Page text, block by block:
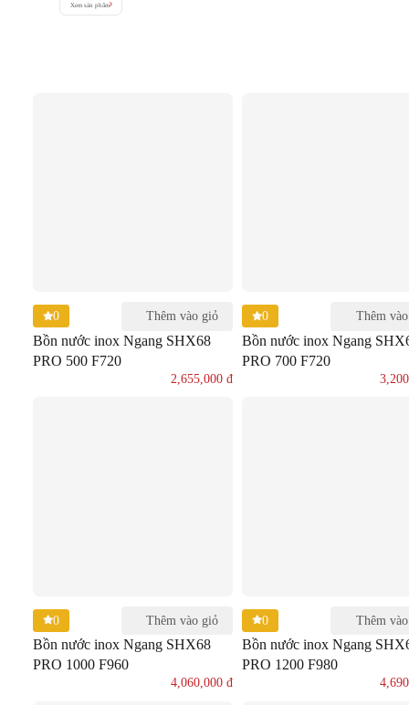
Xem sản phẩm
0 Thêm vào giỏ
Bồn nước inox Ngang SHX68
PRO 500 F720
2,655,000 đ
0 Thêm
Bồn nước inox Ngang
PRO 700 F720
0 Thêm vào giỏ
Bồn nước inox Ngang SHX68
PRO 1000 F960
4,060,000 đ
0 Thêm
Bồn nước inox Ngang
PRO 1200 F980